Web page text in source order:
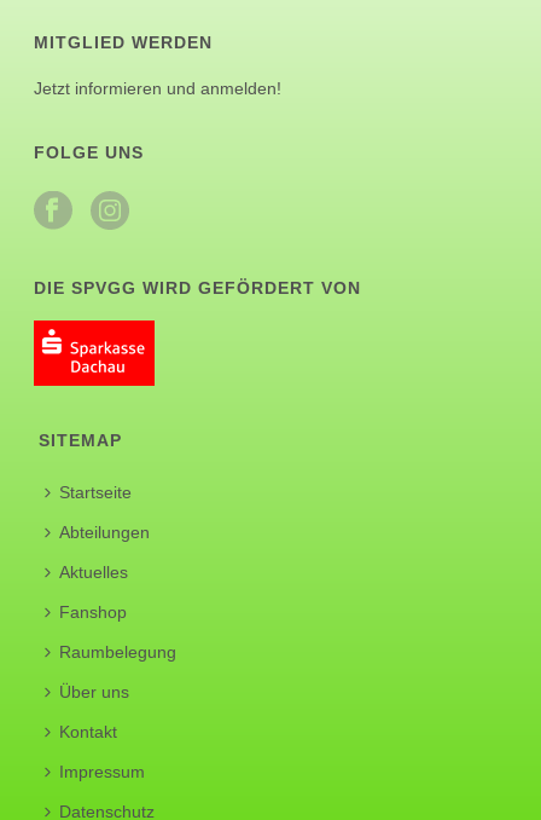
MITGLIED WERDEN
Jetzt informieren und anmelden!
FOLGE UNS
DIE SPVGG WIRD GEFÖRDERT VON
SITEMAP
Startseite
Abteilungen
Aktuelles
Fanshop
Raumbelegung
Über uns
Kontakt
Impressum
Datenschutz